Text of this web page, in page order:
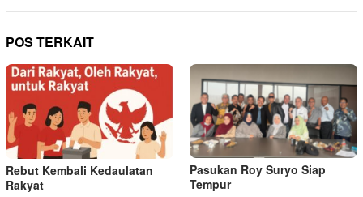
POS TERKAIT
Rebut Kembali Kedaulatan
Rakyat
Pasukan Roy Suryo Siap
Tempur